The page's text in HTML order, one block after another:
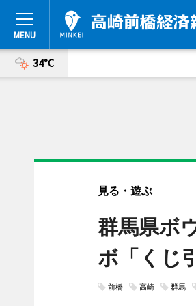
34°C
見る・遊ぶ
群馬県ボ
ボ「くじ
前橋 高崎 群馬